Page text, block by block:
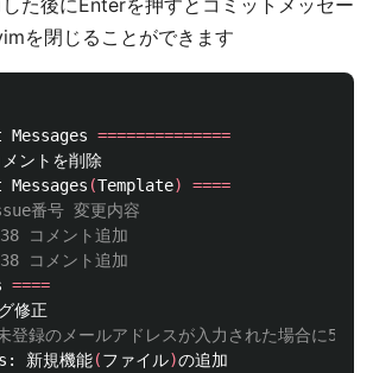
を閉じることができます
Messages ==============
Messages (Template)
====
番号 変更内容
コメント追加
コメント追加
====
登録のメールアドレスが入力された場合に500
新規機能(ファイル)